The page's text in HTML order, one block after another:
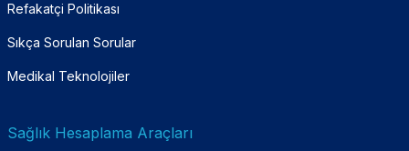
Refakatçi Politikası
Sıkça Sorulan Sorular
Medikal Teknolojiler
Sağlık Hesaplama Araçları